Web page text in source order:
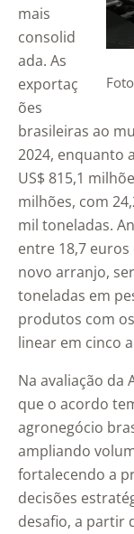
mais
consolid
ada. As
exportaç
ões
brasileiras ao
2024, enquanto
US$ 815,1
milhões, com
mil toneladas.
entre 18,7 euros
novo arranjo,
toneladas em
produtos com
linear em cinco
Na avaliação da
que o acordo
agronegócio
ampliando
fortalecendo a
decisões
desafio, a partir